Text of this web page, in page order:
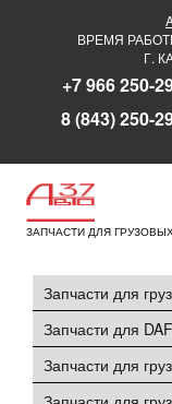
ВРЕМЯ
Г.
+7 966 250-
8 (843) 250-
ЗАПЧАСТИ ДЛЯ
Запчасти для
Запчасти для DAF
Запчасти для